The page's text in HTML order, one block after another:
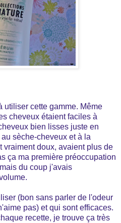
utiliser cette gamme. Même
cheveux étaient faciles à
bien lisses juste en
sèche-cheveux et à la
vraiment doux, avaient plus de
ça ma première préoccupation
du coup j'avais
(bon sans parler de l'odeur
pas) et qui sont efficaces.
recette, je trouve ça très